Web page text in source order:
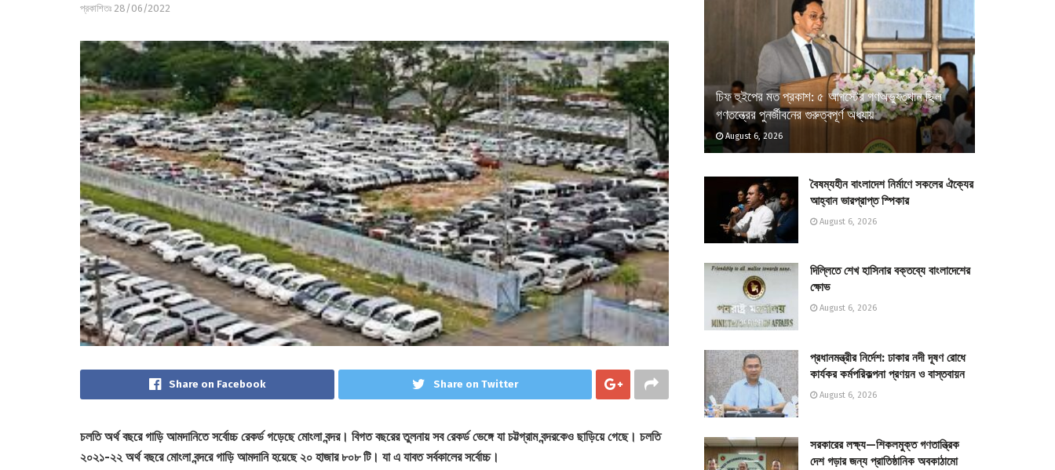
প্রকাশিতঃ 28/06/2022
Share on Facebook Share on Twitter
চলতি অর্থ বছরে গাড়ি আমদানিতে সর্বোচ্চ রেকর্ড গড়েছে মোংলা বন্দর। বিগত বছরের তুলনায় সব রেকর্ড ভেঙ্গে যা চট্টগ্রাম বন্দরকেও ছাড়িয়ে গেছে। চলতি
২০২১-২২ অর্থ বছরে মোংলা বন্দরে গাড়ি আমদানি হয়েছে ২০ হাজার ৮০৮ টি। যা এ যাবত সর্বকালের সর্বোচ্চ।
চিফ হুইপের মত প্রকাশ: ৫ আগস্টের গণঅভ্যুত্থান ছিল
গণতন্ত্রের পুনর্জীবনের গুরুত্বপূর্ণ অধ্যায়
August 6, 2026
বৈষম্যহীন বাংলাদেশ নির্মাণে সকলের ঐক্যের
আহ্বান ভারপ্রাপ্ত স্পিকার
August 6, 2026
দিল্লিতে শেখ হাসিনার বক্তব্যে বাংলাদেশের
ক্ষোভ
August 6, 2026
প্রধানমন্ত্রীর নির্দেশ: ঢাকার নদী দূষণ রোধে
কার্যকর কর্মপরিকল্পনা প্রণয়ন ও বাস্তবায়ন
August 6, 2026
সরকারের লক্ষ্য—শিকলমুক্ত গণতান্ত্রিক
দেশ গড়ার জন্য প্রাতিষ্ঠানিক অবকাঠামো